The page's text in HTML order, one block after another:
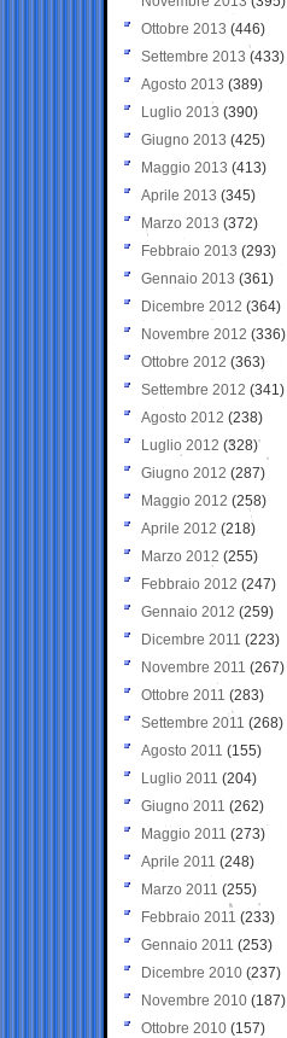
Ottobre 2013 (446)
Settembre 2013 (433)
Agosto 2013 (389)
Luglio 2013 (390)
Giugno 2013 (425)
Maggio 2013 (413)
Aprile 2013 (345)
Marzo 2013 (372)
Febbraio 2013 (293)
Gennaio 2013 (361)
Dicembre 2012 (364)
Novembre 2012 (336)
Ottobre 2012 (363)
Settembre 2012 (341)
Agosto 2012 (238)
Luglio 2012 (328)
Giugno 2012 (287)
Maggio 2012 (258)
Aprile 2012 (218)
Marzo 2012 (255)
Febbraio 2012 (247)
Gennaio 2012 (259)
Dicembre 2011 (223)
Novembre 2011 (267)
Ottobre 2011 (283)
Settembre 2011 (268)
Agosto 2011 (155)
Luglio 2011 (204)
Giugno 2011 (262)
Maggio 2011 (273)
Aprile 2011 (248)
Marzo 2011 (255)
Febbraio 2011 (233)
Gennaio 2011 (253)
Dicembre 2010 (237)
Novembre 2010 (187)
Ottobre 2010 (157)